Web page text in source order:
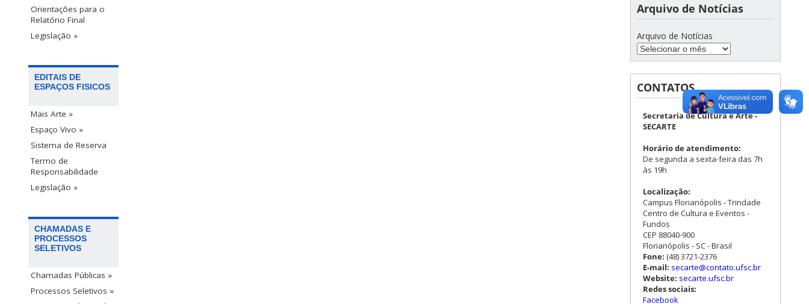
Orientações para o
Relatório Final
Legislação »
EDITAIS DE
ESPAÇOS FISICOS
Mais Arte »
Espaço Vivo »
Sistema de Reserva
Termo de
Responsabilidade
Legislação »
CHAMADAS E
PROCESSOS
SELETIVOS
Chamadas Públicas »
Processos Seletivos »
Arquivo de Notícias
Arquivo de Notícias
CONTATOS
Secretaria de Cultura e Arte -
SECARTE
Horário de atendimento:
De segunda a sexta-feira das 7h
às 19h
Localização:
Campus Florianópolis - Trindade
Centro de Cultura e Eventos -
Fundos
CEP 88040-900
Florianópolis - SC - Brasil
Fone: (48) 3721-2376
E-mail: secarte@contato.ufsc.br
Website: secarte.ufsc.br
Redes sociais:
Facebook